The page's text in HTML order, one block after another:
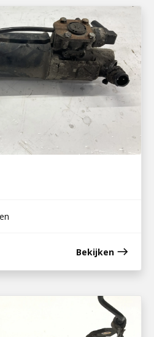
MAN TGL
Bekijken east